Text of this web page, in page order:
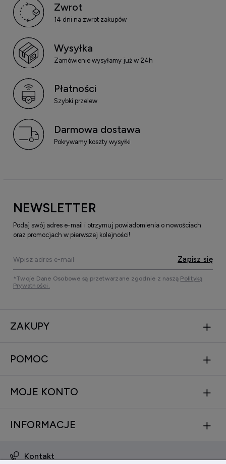
Zwrot
14 dni na zwrot zakupów
Wysyłka
Zamówienie wysyłamy już w 24h
Płatności
Szybki przelew
Darmowa dostawa
Pokrywamy koszty wysyłki
NEWSLETTER
Podaj swój adres e-mail i otrzymuj powiadomienia o nowościach
oraz promocjach w pierwszej kolejności!
Zapisz się
*Twoje Dane Osobowe są przetwarzane zgodnie z naszą Polityką
Prywatności.
ZAKUPY
POMOC
MOJE KONTO
INFORMACJE
Kontakt